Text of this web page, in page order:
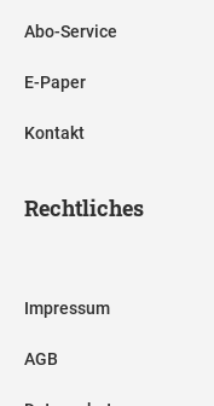
Abo-Service
E-Paper
Kontakt
Rechtliches
Impressum
AGB